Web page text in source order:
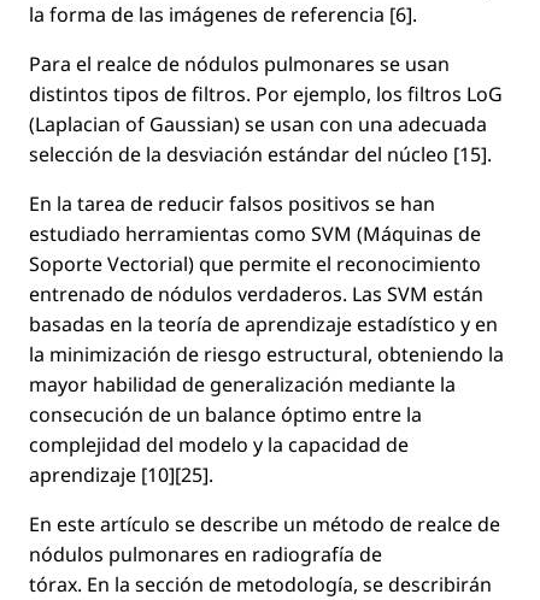
la forma de las imágenes de referencia [6].
Para el realce de nódulos pulmonares se usan
distintos tipos de ﬁltros. Por ejemplo, los ﬁltros LoG
(Laplacian of Gaussian) se usan con una adecuada
selección de la desviación estándar del núcleo [15].
En la tarea de reducir falsos positivos se han
estudiado herramientas como SVM (Máquinas de
Soporte Vectorial) que permite el reconocimiento
entrenado de nódulos verdaderos. Las SVM están
basadas en la teoría de aprendizaje estadístico y en
la minimización de riesgo estructural, obteniendo la
mayor habilidad de generalización mediante la
consecución de un balance óptimo entre la
complejidad del modelo y la capacidad de
aprendizaje [10][25].
En este artículo se describe un método de realce de
nódulos pulmonares en radiografía de
tórax. En la sección de metodología, se describirán